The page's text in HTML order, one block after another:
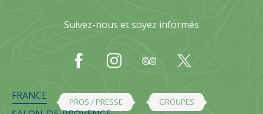
Suivez-nous et soyez informés
PROS / PRESSE GROUPES
FRANCE